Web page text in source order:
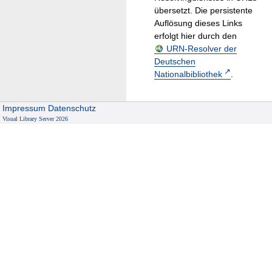
übersetzt. Die persistente
Auflösung dieses Links
erfolgt hier durch den
URN-Resolver der
Deutschen
Nationalbibliothek
.
Impressum Datenschutz
Visual Library Server 2026